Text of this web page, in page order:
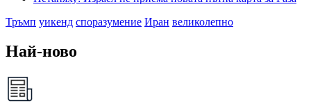
Тръмп уикенд споразумение Иран великолепно
Най-ново